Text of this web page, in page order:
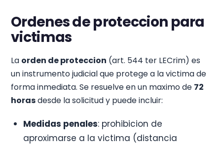
Ordenes de proteccion para
victimas
La orden de proteccion (art. 544 ter LECrim) es
un instrumento judicial que protege a la victima de
forma inmediata. Se resuelve en un maximo de 72
horasdesde la solicitud y puede incluir:
Medidas penales: prohibicion de
aproximarse a la victima (distancia